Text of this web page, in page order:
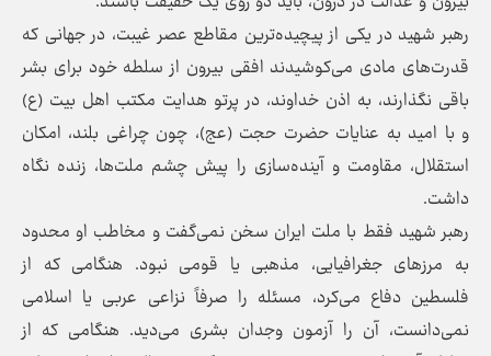
رهبر شهید در یکی از پیچیده‌ترین مقاطع عصر غیبت، در جهانی که
قدرت‌های مادی می‌کوشیدند افقی بیرون از سلطه خود برای بشر
باقی نگذارند، به اذن خداوند، در پرتو هدایت مکتب اهل‌ بیت (ع)
و با امید به عنایات حضرت حجت (عج)، چون چراغی بلند، امکان
استقلال، مقاومت و آینده‌سازی را پیش چشم ملت‌ها، زنده نگاه
داشت.
رهبر شهید فقط با ملت ایران سخن نمی‌گفت و مخاطب او محدود
به مرزهای جغرافیایی، مذهبی یا قومی نبود. هنگامی که از
فلسطین دفاع می‌کرد، مسئله را صرفاً نزاعی عربی یا اسلامی
نمی‌دانست، آن را آزمون وجدان بشری می‌دید. هنگامی که از